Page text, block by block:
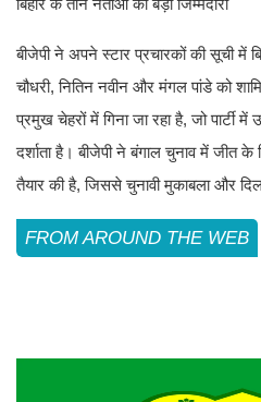
बीजेपी ने अपने स्टार प्रचारकों की सूची में
चौधरी, नितिन नवीन और मंगल पांडे को
प्रमुख चेहरों में गिना जा रहा है, जो पार्टी
दर्शाता है। बीजेपी ने बंगाल चुनाव में जीत के
तैयार की है, जिससे चुनावी मुकाबला और
FROM AROUND THE WEB